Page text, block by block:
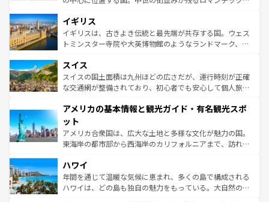
香り高いラベンダー畑など、多彩な楽しみ方が可能だ。さ
らに、パリ以外の地域にも魅力が溢れており、どの街角に
も豊かな歴史と文化が息づいている。パリ以外の個性あふ
を参照してほしい。
顔を持つこの国は、どこを歩いても飽きることがない。ベ
ルリンの文化的活気、バイエルン州のアルプスの絶景、そ
してライン川沿いのワイン畑といった風景は必見。ビール
は、お酒好きな人にはぜひ体験してほしい。 なお、新着の
ドイツ情報はコンテンツ一覧を参照してほしい。
イギリス
イギリスは、古きよき伝統と最先端が共存する国。ウェス
トミンスター寺院や大英博物館のようなランドマーク、歴
リアごとに異なる魅力がある。また、優雅なアフタヌーン
ティー、ビール好きにはたまらない英国パブ、サッカー観
戦など、本場だからこそできる体験も豊富。イギリスを旅
ンツ一覧を参照してほしい。
スイス
スイスの国土面積は九州ほどの広さだが、運行時刻が正確
な交通網が整備されており、初心者でも安心して個人旅行
の建物がそのまま残る町や、スイスならではのユニークな
博物館もあり、アルプス観光だけでなく町歩きも満喫する
ことができる。国民の所得が高いため物価も高いが、旅行
者向けの交通パス提供のサービスもあり、うまく活用すれ
着のスイス情報は
アメリカの基本情報と観光ガイド・有名観光スポ
ット
アメリカ合衆国は、広大な土地と多様な文化が魅力の国。
東海岸の都市部から西海岸のカリフォルニアまで、訪れる
のような巨大都市は、観光、ショッピング、エンターテイ
ンメントが詰まった刺激的なスポットだ。一方、アメリカ
西部には大自然が広がり、グランドキャニオンやイエロー
ハワイ
年間を通じて温暖な気候に恵まれ、多くの島で構成される
ハワイは、どの島も独自の魅力をもっている。大自然の神